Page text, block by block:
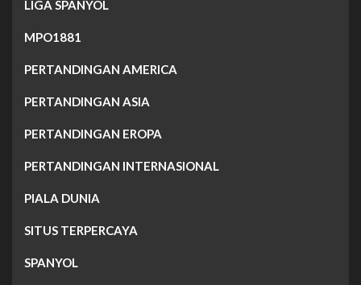
LIGA SPANYOL
MPO1881
PERTANDINGAN AMERICA
PERTANDINGAN ASIA
PERTANDINGAN EROPA
PERTANDINGAN INTERNASIONAL
PIALA DUNIA
SITUS TERPERCAYA
SPANYOL